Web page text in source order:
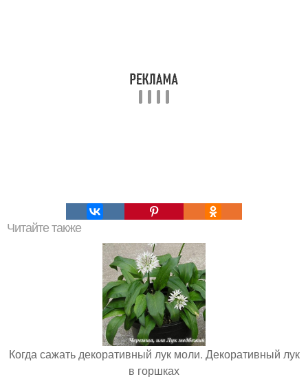
Читайте также
Когда сажать декоративный лук моли. Декоративный лук
в горшках